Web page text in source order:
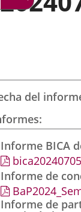
del
Informe BICA
bica20240705
Informe de
Informe de